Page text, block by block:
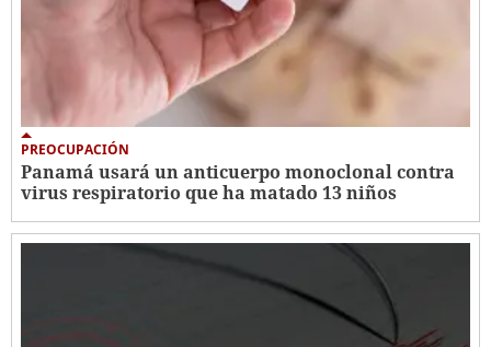
PREOCUPACIÓN
Panamá usará un anticuerpo monoclonal contra
virus respiratorio que ha matado 13 niños